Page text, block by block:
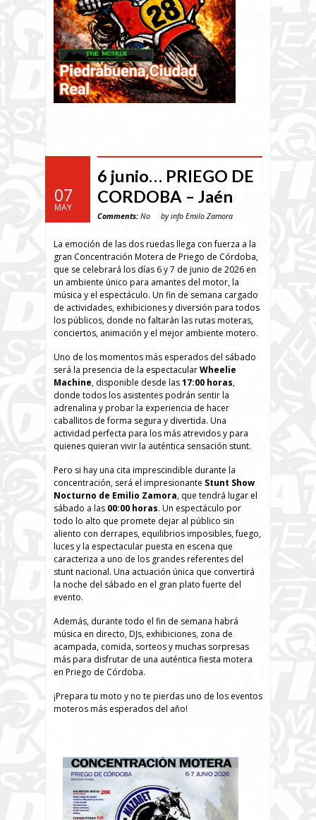
07
MAY
6 junio… PRIEGO DE
CORDOBA – Jaén
Comments: No by info Emilo Zamora
La emoción de las dos ruedas llega con fuerza a la
gran Concentración Motera de Priego de Córdoba,
que se celebrará los días 6 y 7 de junio de 2026 en
un ambiente único para amantes del motor, la
música y el espectáculo. Un fin de semana cargado
de actividades, exhibiciones y diversión para todos
los públicos, donde no faltarán las rutas moteras,
conciertos, animación y el mejor ambiente motero.
Uno de los momentos más esperados del sábado
será la presencia de la espectacularWheelie
Machine, disponible desde las17:00 horas,
donde todos los asistentes podrán sentir la
adrenalina y probar la experiencia de hacer
caballitos de forma segura y divertida. Una
actividad perfecta para los más atrevidos y para
quienes quieran vivir la auténtica sensación stunt.
Pero si hay una cita imprescindible durante la
concentración, será el impresionante Stunt Show
Nocturno de Emilio Zamora, que tendrá lugar el
sábado a las 00:00 horas. Un espectáculo por
todo lo alto que promete dejar al público sin
aliento con derrapes, equilibrios imposibles, fuego,
luces y la espectacular puesta en escena que
caracteriza a uno de los grandes referentes del
stunt nacional. Una actuación única que convertirá
la noche del sábado en el gran plato fuerte del
evento.
Además, durante todo el fin de semana habrá
música en directo, DJs, exhibiciones, zona de
acampada, comida, sorteos y muchas sorpresas
más para disfrutar de una auténtica fiesta motera
en Priego de Córdoba.
¡Prepara tu moto y no te pierdas uno de los eventos
moteros más esperados del año!